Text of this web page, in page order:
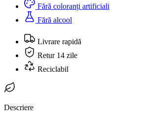
Fără coloranți artificiali
Fără alcool
Livrare rapidă
Retur 14 zile
Reciclabil
Descriere